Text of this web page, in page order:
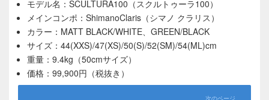
モデル名：SCULTURA100（スクルトゥーラ100）
メインコンポ：ShimanoClaris（シマノ クラリス）
カラー：MATT BLACK/WHITE、GREEN/BLACK
サイズ：44(XXS)/47(XS)/50(S)/52(SM)/54(ML)cm
重量：9.4kg（50cmサイズ）
価格：99,900円（税抜き）